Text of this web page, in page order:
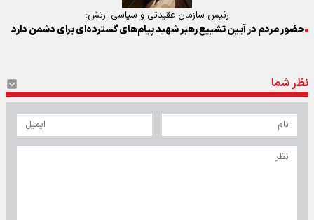
رئیس سازمان عقیدتی و سیاسی ارتش:
حضور مردم در آیین تشییع رهبر شهید پیام‌های گسترده‌ای برای دشمن دارد
نظر شما